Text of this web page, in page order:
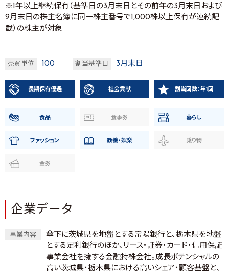
※1年以上継続保有（基準日の3月末日とその前年の3月末日および
9月末日の株主名簿に同一株主番号で1,000株以上保有が連続記
載）の株主が対象
売買単位 100 割当基準日 3月末日
長期保有優遇 社会貢献 割当回数：年1回
食品 食事券 暮らし
ファッション 教養・娯楽 乗り物
金券
企業データ
事業内容
傘下に茨城県を地盤とする常陽銀行と、栃木県を地盤
とする足利銀行のほか、リース・証券・カード・信用保証
事業会社を擁する金融持株会社。成長ポテンシャルの
高い茨城県・栃木県における高いシェア・顧客基盤と、